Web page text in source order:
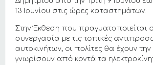
13 Ιουνίου στις ώρες καταστημάτων.
Στην Έκθεση που πραγματοποιείται
συνεργασία με τις τοπικές
αυτοκινήτων, οι πολίτες θα έχουν
γνωρίσουν από κοντά τα